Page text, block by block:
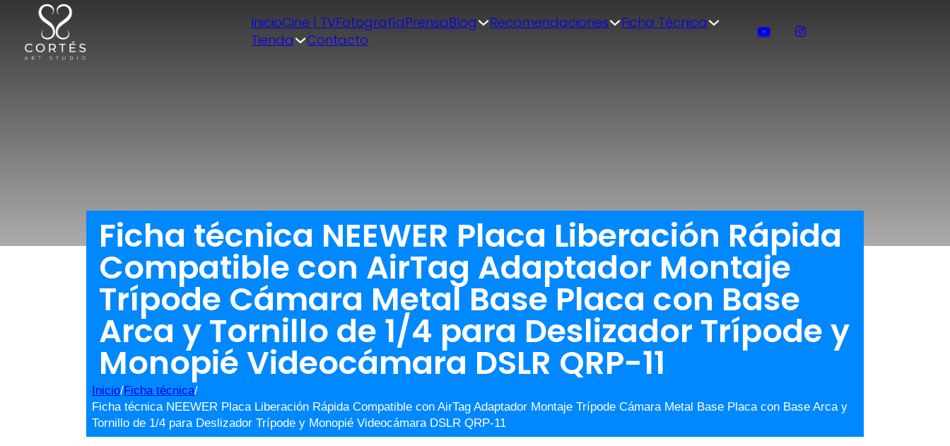
InicioCine | TVFotografíaPrensaBlog Recomendaciones
Ficha Técnica
Tienda
Contacto
Ficha técnica NEEWER Placa Liberación Rápida
Compatible con AirTag Adaptador Montaje
Trípode Cámara Metal Base Placa con Base
Arca y Tornillo de 1/4 para Deslizador Trípode y
Monopié Videocámara DSLR QRP-11
Inicio/Ficha técnica/
Ficha técnica NEEWER Placa Liberación Rápida Compatible con AirTag Adaptador Montaje Trípode Cámara Metal Base Placa con Base Arca y
Tornillo de 1/4 para Deslizador Trípode y Monopié Videocámara DSLR QRP-11